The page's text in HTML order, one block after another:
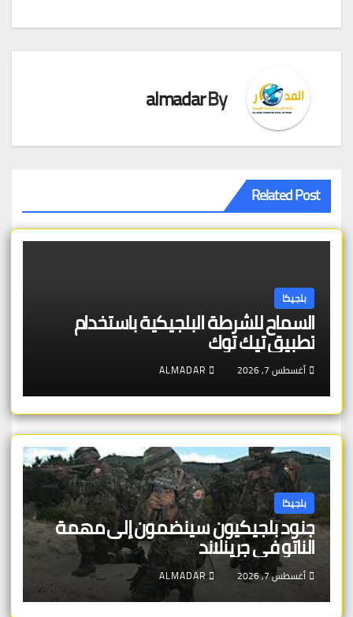
By
almadar
Related Post
بلجيكا
السماح للشرطة البلجيكية باستخدام
تطبيق تيك توك
أغسطس 7, 2026 ALMADAR
بلجيكا
جنود بلجيكيون سينضمون إلى مهمة
الناتو في جرينلاند
أغسطس 7, 2026 ALMADAR